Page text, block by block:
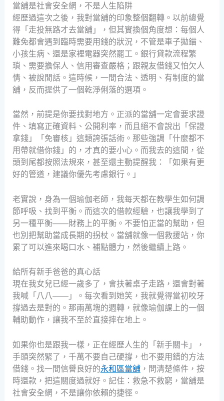
當舖是社會安全網，不是人生陷阱
經歷過這次之後，我對當舖的印象整個翻轉。以前總覺
得「走投無路才去當舖」，但其實換個角度想：每個人
難免都會遇到臨時需要用錢的狀況，不管是車子拋錨、
小孩生病、還是家裡電器突然罷工。銀行貸款流程繁
瑣、需要擔保人、信用審查嚴格；跟親友借錢又怕欠人
情、被說閒話。這時候，一間合法、透明、有制度的當
舖，反而提供了一個乾淨俐落的選項。
當然，前提是你要找對地方。正派的當舖一定會要求證
件、填寫正確資料、公開利率，而且絕不會說出「保證
拿錢」「免審核」這類誇張話術。那些強調「什麼都不
用帶就借你錢」的，才真的要小心。而我去的這間，從
頭到尾都按照法規來，甚至還主動提醒我：「如果有更
好的管道，建議你優先考慮銀行。」
老實說，身為一個瑜伽老師，我每天都在教學生如何調
節呼吸、找到平衡。而這次的借款經驗，也讓我學到了
另一種平衡——財務上的平衡。不要怕正當的幫助，但
也別把幫助當成長期的拐杖。當舖就像一個救援站，你
累了可以進來喝口水、補點體力，然後繼續上路。
給所有新手爸爸的真心話
現在我女兒已經一歲多了，會扶著桌子走路，還會對著
我喊「八八——」。每次看到她笑，我就覺得當初咬牙
撐過去是對的。那兩萬塊的週轉，就像瑜伽課上的一個
輔助動作，讓我不至於直接摔在地上。
如果你也是跟我一樣，正在經歷人生的「新手關卡」，
手頭突然緊了，千萬不要自己硬撐，也不要用錯的方法
借錢。找一間信譽良好的永和區當舖，問清楚條件，按
時還款，把這關度過就好。記住：救急不救窮，當舖是
社會安全網，不是讓你依賴的捷徑。